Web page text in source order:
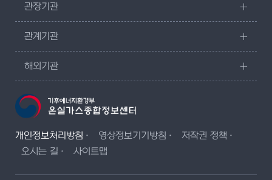
관장기관
관계기관
해외기관
개인정보처리방침 영상정보기기방침
저작권 정책
오시는 길
사이트맵